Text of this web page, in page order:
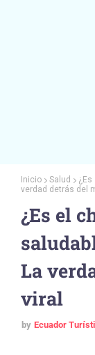
Inicio Salud
verdad detrás del
¿Es el
La
viral
by Ecuador